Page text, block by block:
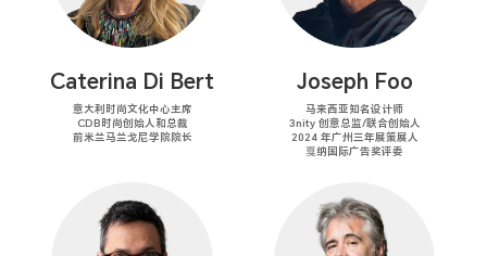
Caterina Di Bert
意大利时尚文化中心主席
CDB时尚创始人和总裁
前米兰马兰戈尼学院院长
Joseph Foo
马来西亚知名设计师
3nity 创意总监/联合创始人
2024 年广州三年展策展人
戛纳国际广告奖评委